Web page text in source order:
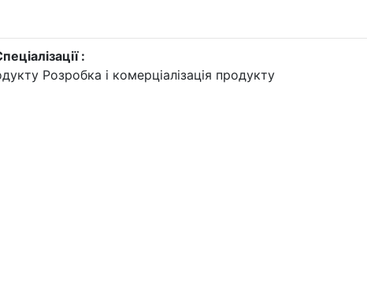
:
Розробка і комерціалізація продукту